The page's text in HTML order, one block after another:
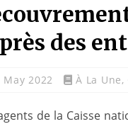
des
May 2022 À La Une,
de la Caisse